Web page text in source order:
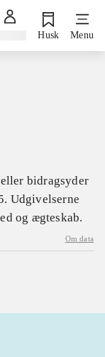
Husk Menu
bidragsyder
Udgivelserne
og ægteskab.
Om data